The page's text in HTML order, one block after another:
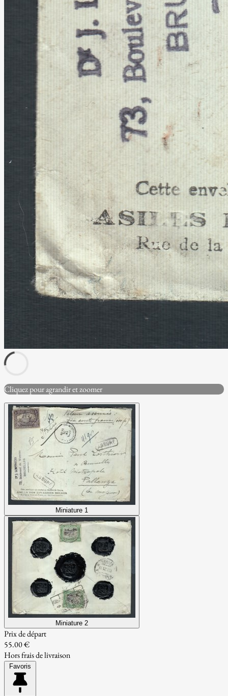
Cliquez pour agrandir et zoomer
Miniature 1
Miniature 2
Prix de départ
55.00 €
Hors frais de livraison
Favoris